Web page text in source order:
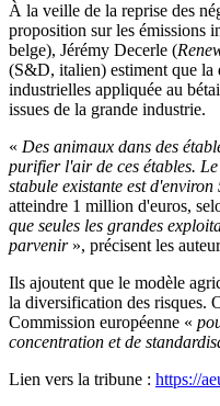
À la veille de la reprise des
proposition sur les émissions
belge), Jérémy Decerle (
(S&D, italien) estiment que la
industrielles appliquée au
issues de la grande industrie.
« Des animaux dans des
purifier l'air de ces étables.
stabule existante est d'environ
atteindre 1 million d'euros,
que seules les grandes
parvenir», précisent les
Ils ajoutent que le modèle
la diversification des risques.
Commission européenne «
concentration et de
Lien vers la tribune : https://